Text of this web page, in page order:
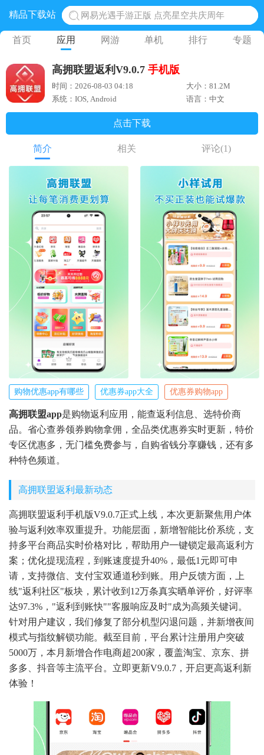
精品下载站
网易光遇手游正版 点亮星空共庆周年
黎明觉醒生机腾讯正版 黎明觉醒生机国际服
奥特曼王者传奇 正版奥特曼游戏
地铁跑酷体验服国际服 地铁跑酷体验服版本
首页 应用 网游 单机 排行 专题
高拥联盟返利V9.0.7 手机版
时间：2026-08-03 04:18
大小：81.2M
系统：IOS, Android
语言：中文
点击下载
简介 相关 评论(1)
购物优惠app有哪些 优惠券app大全 优惠券购物app
高拥联盟app是购物返利应用，能查返利信息、选特价商
品。省心查券领券购物拿佣，全品类优惠券实时更新，特价
专区优惠多，无门槛免费参与，自购省钱分享赚钱，还有多
种特色频道。
高拥联盟返利最新动态
高拥联盟返利手机版V9.0.7正式上线，本次更新聚焦用户体
验与返利效率双重提升。功能层面，新增智能比价系统，支
持多平台商品实时价格对比，帮助用户一键锁定最高返利方
案；优化提现流程，到账速度提升40%，最低1元即可申
请，支持微信、支付宝双通道秒到账。用户反馈方面，上
线"返利社区"板块，累计收到12万条真实晒单评价，好评率
达97.3%，"返利到账快""客服响应及时"成为高频关键词。
针对用户建议，我们修复了部分机型闪退问题，并新增夜间
模式与指纹解锁功能。截至目前，平台累计注册用户突破
5000万，本月新增合作电商超200家，覆盖淘宝、京东、拼
多多、抖音等主流平台。立即更新V9.0.7，开启更高返利新
体验！